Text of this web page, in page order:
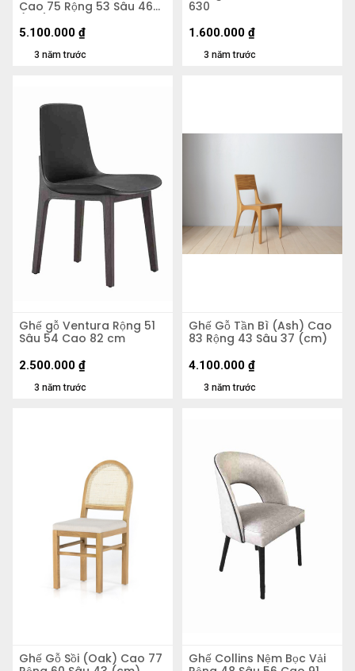
Cao 75 Rộng 53 Sâu 46
(cm)
3 năm trước
5.100.000 ₫
630
3 năm trước
1.600.000 ₫
Ghế gỗ Ventura Rộng 51
Sâu 54 Cao 82 cm
3 năm trước
2.500.000 ₫
Ghế Gỗ Tần Bì (Ash) Cao
83 Rộng 43 Sâu 37 (cm)
3 năm trước
4.100.000 ₫
Ghế Gỗ Sồi (Oak) Cao 77
Ghế Collins Nệm Bọc Vải